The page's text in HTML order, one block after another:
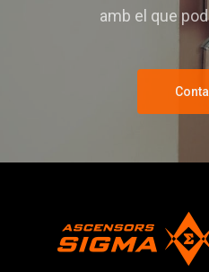
amb el que